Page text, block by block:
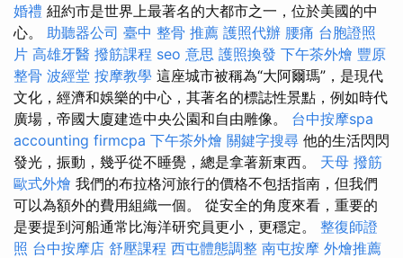
婚禮 紐約市是世界上最著名的大都市之一，位於美國的中
心。 助聽器公司 臺中 整骨 推薦 護照代辦 腰痛 台胞證照
片 高雄牙醫 撥筋課程 seo 意思 護照換發 下午茶外燴 豐原
整骨 波經堂 按摩教學 這座城市被稱為“大阿爾瑪”，是現代
文化，經濟和娛樂的中心，其著名的標誌性景點，例如時代
廣場，帝國大廈建造中央公園和自由雕像。 台中按摩spa
accounting firmcpa 下午茶外燴 關鍵字搜尋 他的生活閃閃
發光，振動，幾乎從不睡覺，總是拿著新東西。 天母 撥筋
歐式外燴 我們的布拉格河旅行的價格不包括指南，但我們
可以為額外的費用組織一個。 從安全的角度來看，重要的
是要提到河船通常比海洋研究員更小，更穩定。 整復師證
照 台中按摩店 舒壓課程 西屯體態調整 南屯按摩 外燴推薦